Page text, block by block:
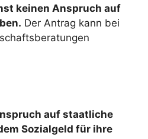
keinen Anspruch auf
Der Antrag kann bei
auf staatliche
Sozialgeld für ihre